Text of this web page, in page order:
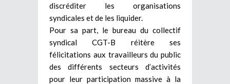
discréditer les organisations
syndicales et de les liquider.
Pour sa part, le bureau du collectif
syndical CGT-B réitère ses
félicitations aux travailleurs du public
des différents secteurs d’activités
pour leur participation massive à la